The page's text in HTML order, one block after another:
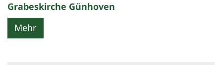
Grabeskirche Günhoven
Mehr